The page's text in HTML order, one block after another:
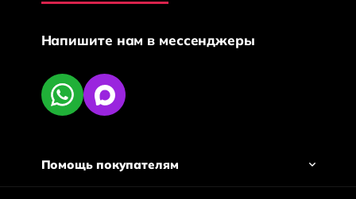
Напишите нам в мессенджеры
Помощь покупателям